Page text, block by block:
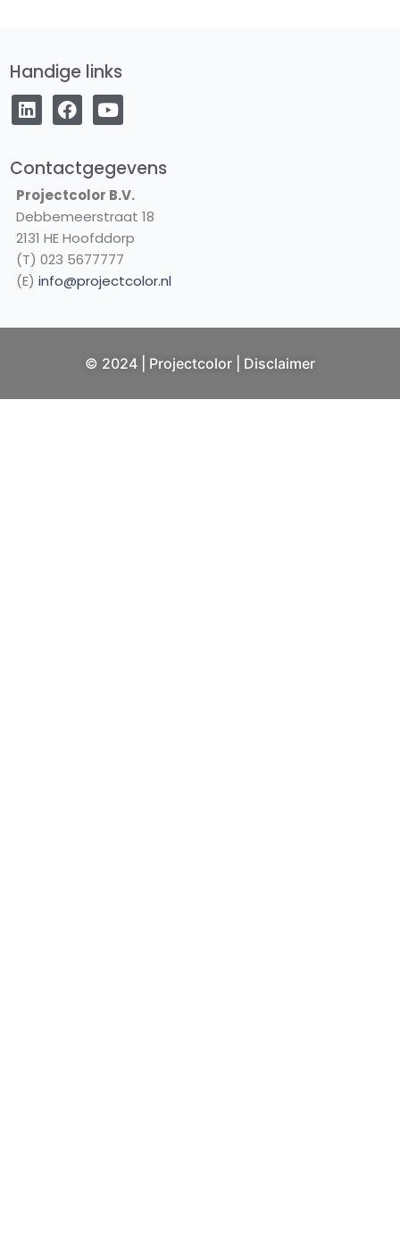
Handige links
L
i
n
e
i
n
F
a
c
b
o
o
k
Y
o
u
u
b
e
Contactgegevens
Projectcolor B.V.
Debbemeerstraat 18
2131 HE Hoofddorp
(T) 023 5677777
(E) info@projectcolor.nl
© 2024 | Projectcolor | Disclaimer
NL